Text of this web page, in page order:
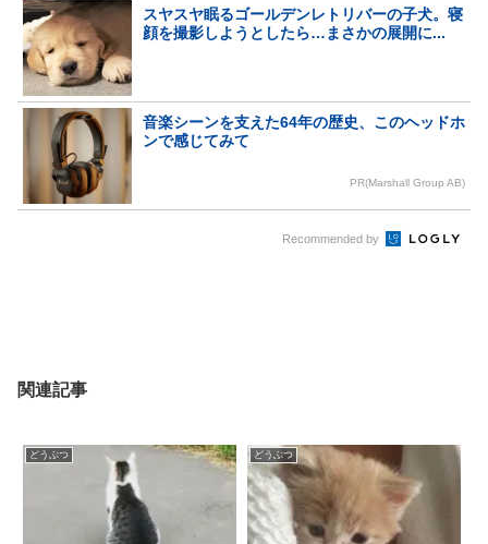
スヤスヤ眠るゴールデンレトリバーの子犬。寝
顔を撮影しようとしたら…まさかの展開に...
音楽シーンを支えた64年の歴史、このヘッドホ
ンで感じてみて
PR(Marshall Group AB)
Recommended by
関連記事
どうぶつ どうぶつ